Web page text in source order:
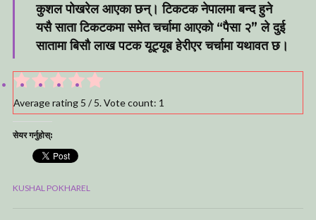
कुशल पोखरेल आएका छन्। टिकटक नेपालमा बन्द हुने
यसै साता टिकटकमा समेत चर्चामा आएको “पैसा २” ले दुई
सातामा बिसौ लाख पटक यूट्यूब हेरीएर चर्चामा यथावत छ।
Average rating 5 / 5. Vote count: 1
सेयर गर्नुहोस्:
KUSHAL POKHAREL